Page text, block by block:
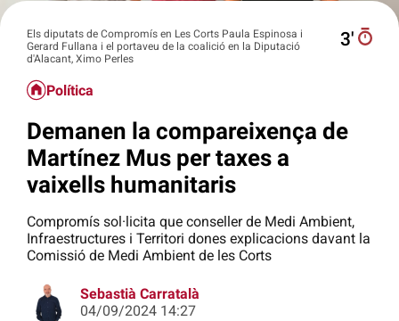
Els diputats de Compromís en Les Corts Paula Espinosa i
Gerard Fullana i el portaveu de la coalició en la Diputació
d'Alacant, Ximo Perles
3′
Política
Demanen la compareixença de
Martínez Mus per taxes a
vaixells humanitaris
Compromís sol·licita que conseller de Medi Ambient,
Infraestructures i Territori dones explicacions davant la
Comissió de Medi Ambient de les Corts
Sebastià Carratalà
04/09/2024 14:27